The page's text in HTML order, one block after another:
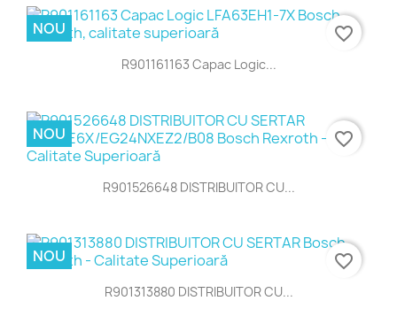
R901161163 Capac Logic...
NOU favorite_border
R901526648 DISTRIBUITOR CU...
NOU favorite_border
R901313880 DISTRIBUITOR CU...
NOU favorite_border